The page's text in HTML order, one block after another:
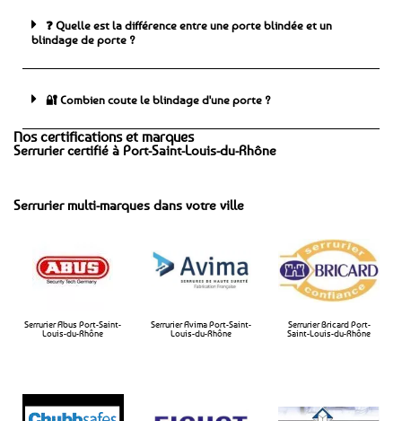
❓ Quelle est la différence entre une porte blindée et un
blindage de porte ?
🔐 Combien coute le blindage d'une porte ?
Nos certifications et marques
Serrurier certifié à Port-Saint-Louis-du-Rhône
Serrurier multi-marques dans votre ville
Serrurier Abus Port-Saint-
Louis-du-Rhône
Serrurier Avima Port-Saint-
Louis-du-Rhône​
Serrurier Bricard Port-
Saint-Louis-du-Rhône​